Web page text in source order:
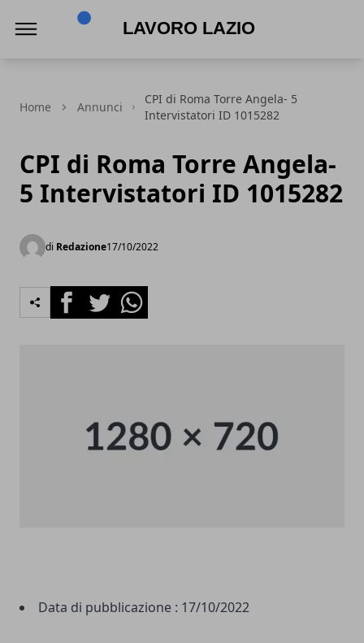
Home Annunci
CPI di Roma Torre Angela- 5
Intervistatori ID 1015282
CPI di Roma Torre Angela-
5 Intervistatori ID 1015282
di Redazione17/10/2022
FacebookTwitterWhatsapp
Data di pubblicazione : 17/10/2022